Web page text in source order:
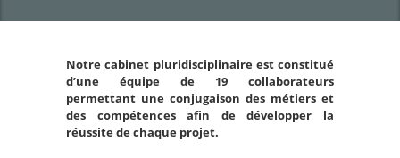
Notre cabinet pluridisciplinaire est constitué
d’une équipe de 19 collaborateurs
permettant une conjugaison des métiers et
des compétences afin de développer la
réussite de chaque projet.